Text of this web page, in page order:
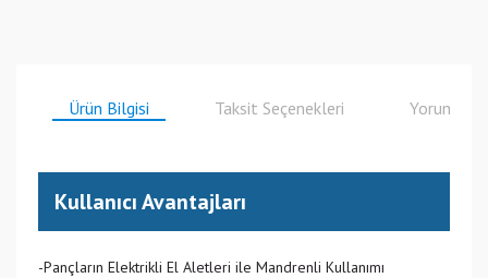
Ürün Bilgisi Taksit Seçenekleri Yorumlar
Kullanıcı Avantajları
-Pançların Elektrikli El Aletleri ile Mandrenli Kullanımı